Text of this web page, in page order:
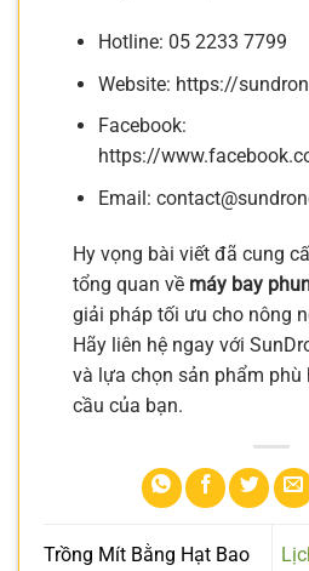
Hotline: 05 2233 7799
Website: https://
Facebook:
https://
Email:
Hy vọng bài viết đã cung
tổng quan về máy bay
giải pháp tối ưu cho nông
Hãy liên hệ ngay với
và lựa chọn sản phẩm phù
cầu của bạn.
Trồng Mít Bằng Hạt Bao